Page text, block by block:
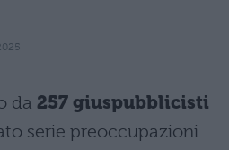
da 257 giuspubblicisti
serie preoccupazioni